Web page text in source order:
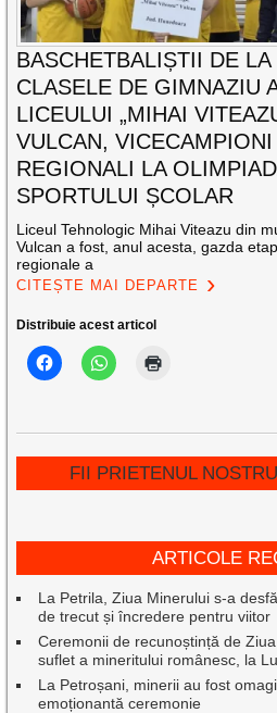
BASCHETBALIȘTII DE LA
CLASELE DE GIMNAZIU
LICEULUI „MIHAI
VULCAN, VICECAMPIONI
REGIONALI LA
SPORTULUI ȘCOLAR
Liceul Tehnologic Mihai Viteazu din
Vulcan a fost, anul acesta, gazda
regionale a
CITEȘTE MAI DEPARTE
Distribuie acest articol
FII PRIETENUL
ARTICOLE
La Petrila, Ziua Minerului s-a
de trecut și încredere pentru viitor
Ceremonii de recunoștință de
suflet a mineritului românesc, la
La Petroșani, minerii au fost
emoționantă ceremonie